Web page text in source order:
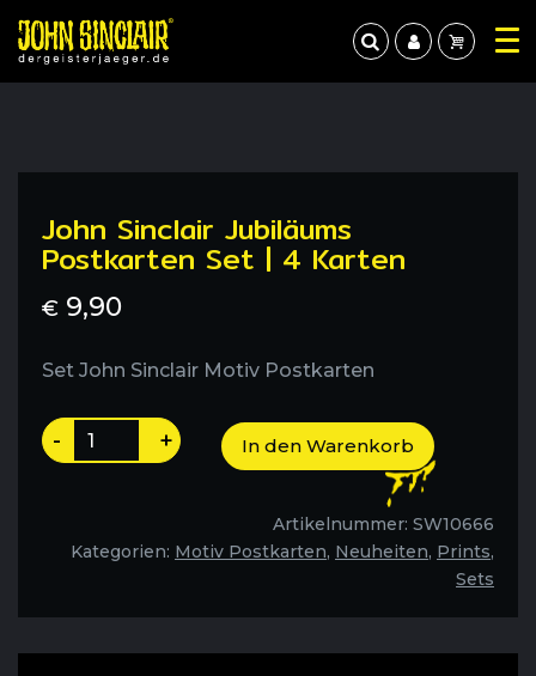
John Sinclair Jubiläums
Postkarten Set | 4 Karten
€ 9,90
Set John Sinclair Motiv Postkarten
John
Sinclair
Set
Karten
Menge
- + In den Warenkorb
Artikelnummer: SW10666
Kategorien: Motiv Postkarten, Neuheiten, Prints,
Sets